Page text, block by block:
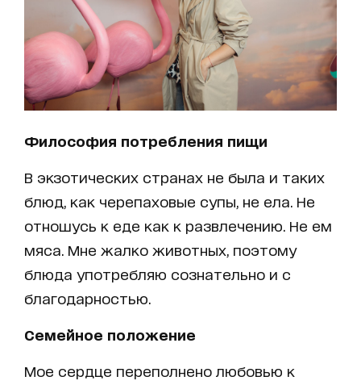
Философия потребления пищи
В экзотических странах не была и таких
блюд, как черепаховые супы, не ела. Не
отношусь к еде как к развлечению. Не ем
мяса. Мне жалко животных, поэтому
блюда употребляю сознательно и с
благодарностью.
Семейное положение
Мое сердце переполнено любовью к